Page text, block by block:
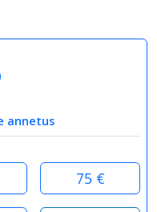
annetus
75 €